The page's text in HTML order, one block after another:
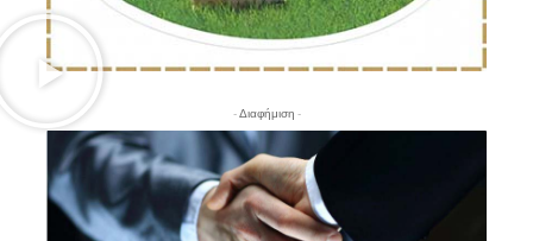
- Διαφήμιση -